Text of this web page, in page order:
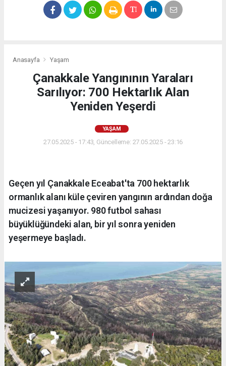
Anasayfa Yaşam
Çanakkale Yangınının Yaraları
Sarılıyor: 700 Hektarlık Alan
Yeniden Yeşerdi
YAŞAM
27.05.2025 - 17:43, Güncelleme: 27.05.2025 - 23:16
Geçen yıl Çanakkale Eceabat'ta 700 hektarlık
ormanlık alanı küle çeviren yangının ardından doğa
mucizesi yaşanıyor. 980 futbol sahası
büyüklüğündeki alan, bir yıl sonra yeniden
yeşermeye başladı.